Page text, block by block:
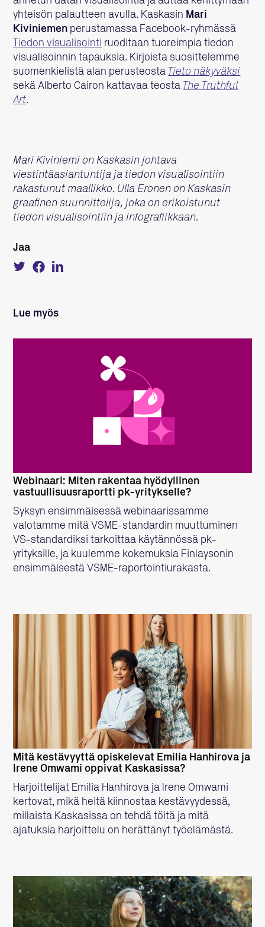
yhteisön palautteen avulla. Kaskasin Mari
Kiviniemen perustamassa Facebook-ryhmässä
Tiedon visualisointi ruoditaan tuoreimpia tiedon
visualisoinnin tapauksia. Kirjoista suosittelemme
suomenkielistä alan perusteosta Tieto näkyväksi
sekä Alberto Cairon kattavaa teosta The Truthful
Art.
Mari Kiviniemi on Kaskasin johtava
viestintäasiantuntija ja tiedon visualisointiin
rakastunut maallikko. Ulla Eronen on Kaskasin
graafinen suunnittelija, joka on erikoistunut
tiedon visualisointiin ja infografiikkaan.
Jaa
Tweet
about
Share
on
Lue myös
LUE LISÄÄ
Webinaari: Miten rakentaa hyödyllinen
vastuullisuusraportti pk-yritykselle?
Syksyn ensimmäisessä webinaarissamme
valotamme mitä VSME-standardin muuttuminen
VS-standardiksi tarkoittaa käytännössä pk-
yrityksille, ja kuulemme kokemuksia Finlaysonin
ensimmäisestä VSME-raportointiurakasta.
LUE LISÄÄ
Mitä kestävyyttä opiskelevat Emilia Hanhirova ja
Irene Omwami oppivat Kaskasissa?
Harjoittelijat Emilia Hanhirova ja Irene Omwami
kertovat, mikä heitä kiinnostaa kestävyydessä,
millaista Kaskasissa on tehdä töitä ja mitä
ajatuksia harjoittelu on herättänyt työelämästä.